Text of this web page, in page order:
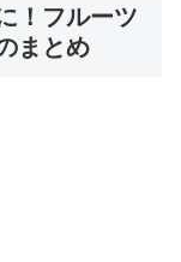
！フルーツ
まとめ